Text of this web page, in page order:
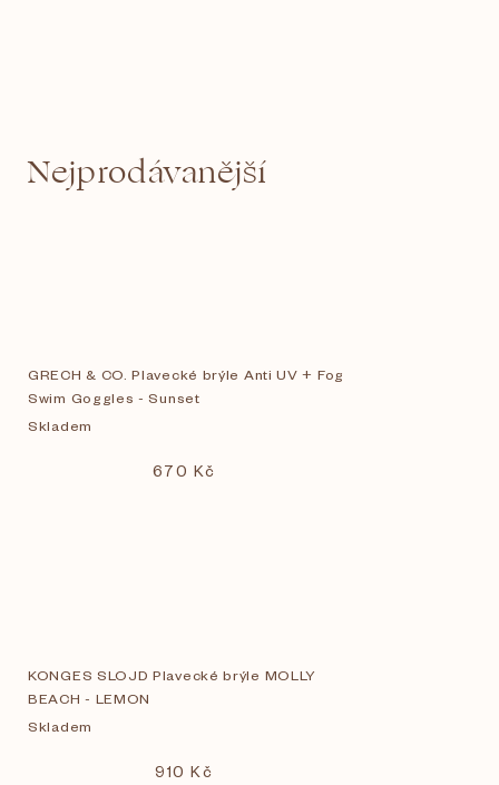
Nejprodávanější
GRECH & CO. Plavecké brýle Anti UV + Fog
Swim Goggles - Sunset
Skladem
670 Kč
KONGES SLOJD Plavecké brýle MOLLY
BEACH - LEMON
Skladem
910 Kč